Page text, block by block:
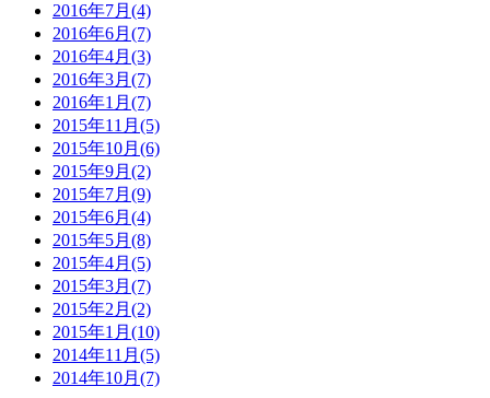
2016年7月(4)
2016年6月(7)
2016年4月(3)
2016年3月(7)
2016年1月(7)
2015年11月(5)
2015年10月(6)
2015年9月(2)
2015年7月(9)
2015年6月(4)
2015年5月(8)
2015年4月(5)
2015年3月(7)
2015年2月(2)
2015年1月(10)
2014年11月(5)
2014年10月(7)